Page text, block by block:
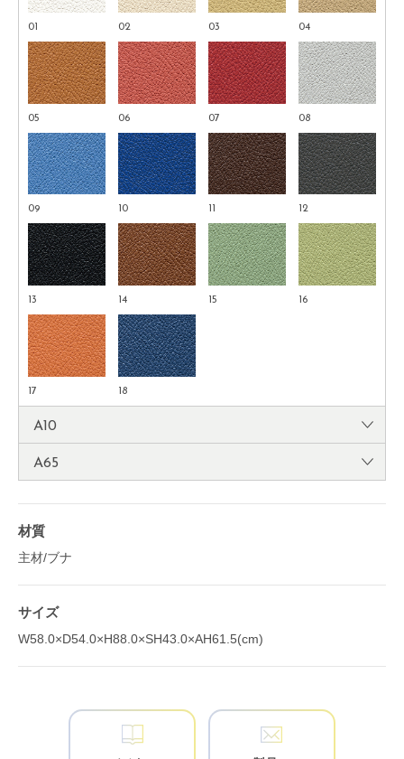
01 02 03 04
05 06 07 08
09 10 12
13 14 15 16
17 18
A10
A65
材質
主材/ブナ
サイズ
W58.0×D54.0×H88.0×SH43.0×AH61.5(cm)